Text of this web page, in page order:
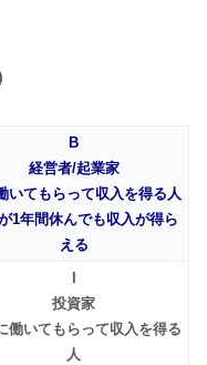
を得る)
B
経営者/起業家
いてもらって収入を得る人
1年間休んでも収入が得ら
える
投資家
働いてもらって収入を得る
人